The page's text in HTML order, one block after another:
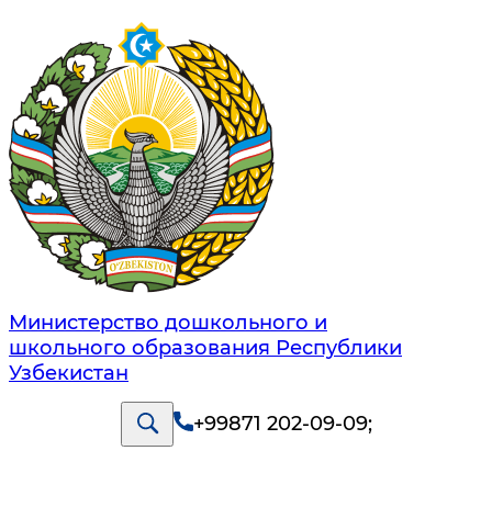
Министерство дошкольного и
школьного образования Республики
Узбекистан
+99871 202-09-09;